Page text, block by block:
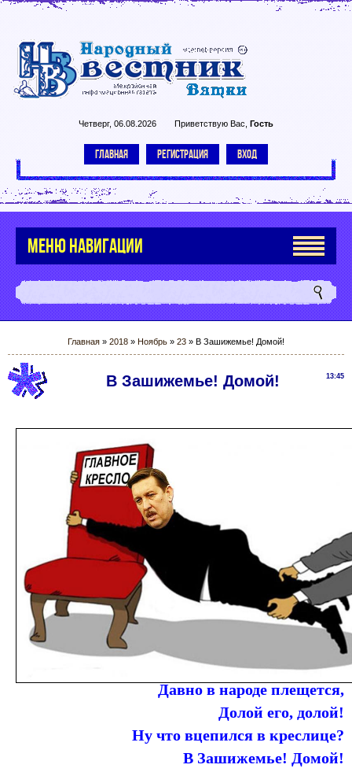
Четверг, 06.08.2026 Приветствую Вас Гость
ГЛАВНАЯ РЕГИСТРАЦИЯ ВХОД
МЕНЮ НАВИГАЦИИ
Главная » 2018 » Ноябрь » 23 » В Зашижемье! Домой!
13:45
В Зашижемье! Домой!
Давно в народе плещется,
Долой его, долой!
Ну что вцепился в креслице?
В Зашижемье! Домой!